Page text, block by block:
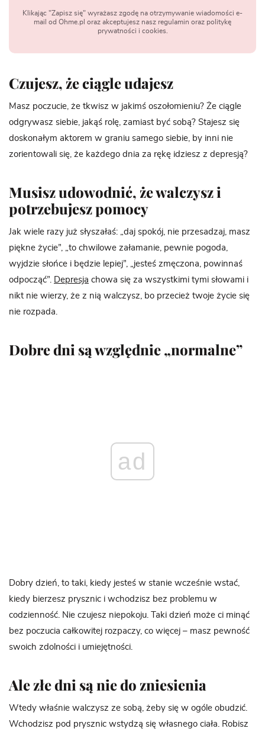
Klikając "Zapisz się" wyrażasz zgodę na otrzymywanie wiadomości e-
mail od Ohme.pl oraz akceptujesz nasz regulamin oraz politykę
prywatności i cookies.
Czujesz, że ciągle udajesz
Masz poczucie, że tkwisz w jakimś oszołomieniu? Że ciągle
odgrywasz siebie, jakąś rolę, zamiast być sobą? Stajesz się
doskonałym aktorem w graniu samego siebie, by inni nie
zorientowali się, że każdego dnia za rękę idziesz z depresją?
Musisz udowodnić, że walczysz i
potrzebujesz pomocy
Jak wiele razy już słyszałaś: „daj spokój, nie przesadzaj, masz
piękne życie”, „to chwilowe załamanie, pewnie pogoda,
wyjdzie słońce i będzie lepiej”, „jesteś zmęczona, powinnaś
odpocząć”. Depresja chowa się za wszystkimi tymi słowami i
nikt nie wierzy, że z nią walczysz, bo przecież twoje życie się
nie rozpada.
Dobre dni są względnie „normalne”
ad
Dobry dzień, to taki, kiedy jesteś w stanie wcześnie wstać,
kiedy bierzesz prysznic i wchodzisz bez problemu w
codzienność. Nie czujesz niepokoju. Taki dzień może ci minąć
bez poczucia całkowitej rozpaczy, co więcej – masz pewność
swoich zdolności i umiejętności.
Ale złe dni są nie do zniesienia
Wtedy właśnie walczysz ze sobą, żeby się w ogóle obudzić.
Wchodzisz pod prysznic wstydzą się własnego ciała. Robisz